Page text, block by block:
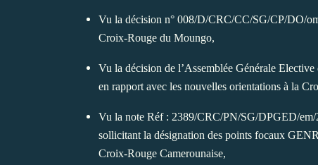
Vu la décision n° 008/D/CRC/CC/SG/CP/DO/
Croix-Rouge du Moungo,
Vu la décision de l’Assemblée Générale
en rapport avec les nouvelles orientations à la
Vu la note Réf : 2389/CRC/PN/SG/DPGED/em/
sollicitant la désignation des points focaux
Croix-Rouge Camerounaise,